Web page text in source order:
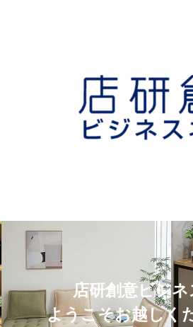
店研創意ビジ
ようこそお越しく